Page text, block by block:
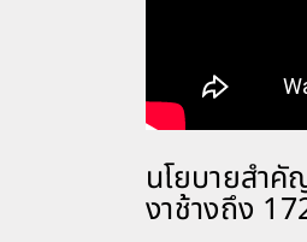
นโยบายสำคั
งาช้างถึง